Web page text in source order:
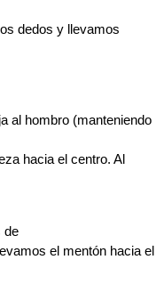
dedos y llevamos
al hombro (manteniendo
hacia el centro. Al
de
el mentón hacia el